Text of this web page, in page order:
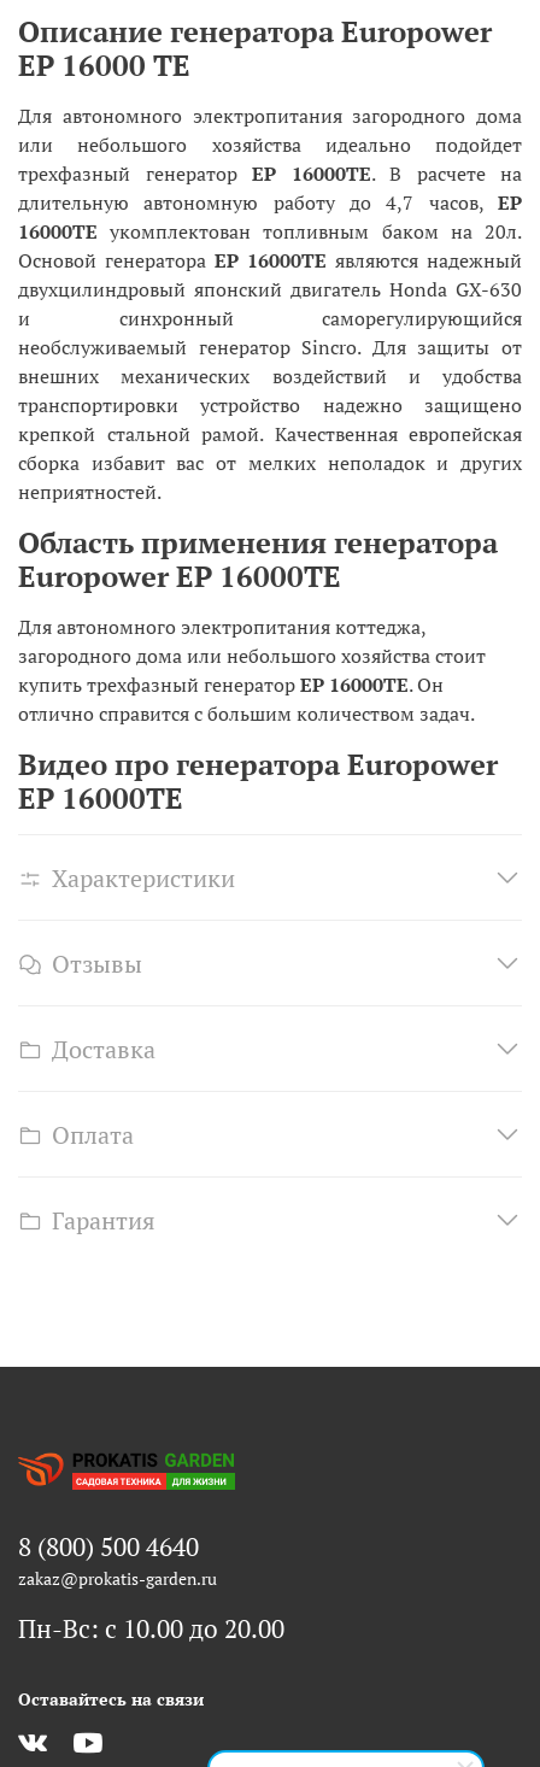
Описание генератора Europower
EP 16000 TE
Для автономного электропитания загородного дома
или небольшого хозяйства идеально подойдет
трехфазный генератор EP 16000TE. В расчете на
длительную автономную работу до 4,7 часов, EP
16000TE укомплектован топливным баком на 20л.
Основой генератора EP 16000TE являются надежный
двухцилиндровый японский двигатель Honda GX-630
и синхронный саморегулирующийся
необслуживаемый генератор Sincro. Для защиты от
внешних механических воздействий и удобства
транспортировки устройство надежно защищено
крепкой стальной рамой. Качественная европейская
сборка избавит вас от мелких неполадок и других
неприятностей.
Область применения генератора
Europower EP 16000TE
Для автономного электропитания коттеджа,
загородного дома или небольшого хозяйства стоит
купить трехфазный генераторEP 16000TE. Он
отлично справится с большим количеством задач.
Видео про генератора Europower
EP 16000TE
Характеристики
Отзывы
Доставка
Оплата
Гарантия
8 (800) 500 4640
zakaz@prokatis-garden.ru
Пн-Вс: с 10.00 до 20.00
Оставайтесь на связи